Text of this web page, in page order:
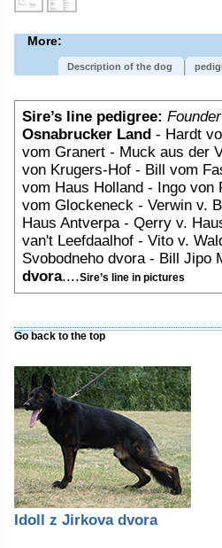
More:
Description of the dog
Sire’s line pedigree: Founder
Osnabrucker Land - Hardt
vom Granert - Muck aus der
von Krugers-Hof - Bill vom
vom Haus Holland - Ingo von
vom Glockeneck - Verwin v.
Haus Antverpa - Qerry v.
van't Leefdaalhof - Vito v.
Svobodneho dvora - Bill Jipo
dvora....Sire’s line in pictures
Go back to the top
Idoll z Jirkova dvora